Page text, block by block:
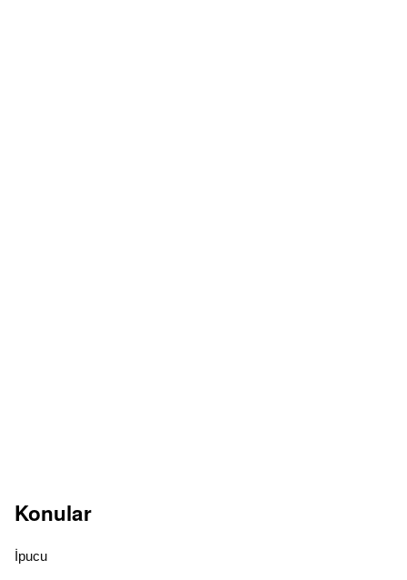
Konular
İpucu